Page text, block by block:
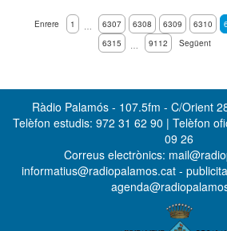
Enrere 1 … 6307 6308 6309 6310
6315
… 9112 Següent
Ràdio Palamós - 107.5fm - C/Orient
Telèfon estudis: 972 31 62 90 | Telèfon
09 26
Correus electrònics:
informatius@radiopalamos.cat -